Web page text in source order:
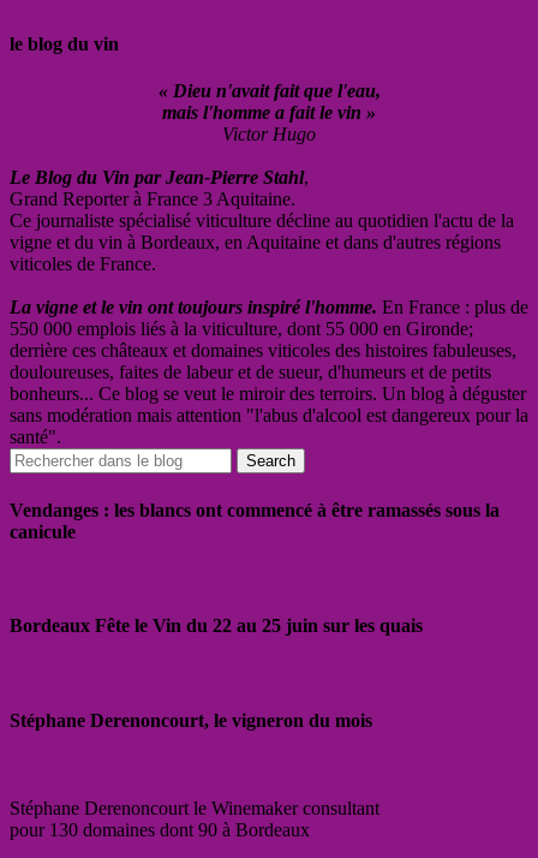
le blog du vin
« Dieu n'avait fait que l'eau,
mais l'homme a fait le vin »
Victor Hugo
Le Blog du Vin par Jean-Pierre Stahl,
Grand Reporter à France 3 Aquitaine.
Ce journaliste spécialisé viticulture décline au quotidien l'actu de la
vigne et du vin à Bordeaux, en Aquitaine et dans d'autres régions
viticoles de France.
La vigne et le vin ont toujours inspiré l'homme. En France : plus de
550 000 emplois liés à la viticulture, dont 55 000 en Gironde;
derrière ces châteaux et domaines viticoles des histoires fabuleuses,
douloureuses, faites de labeur et de sueur, d'humeurs et de petits
bonheurs... Ce blog se veut le miroir des terroirs. Un blog à déguster
sans modération mais attention "l'abus d'alcool est dangereux pour la
santé".
Vendanges : les blancs ont commencé à être ramassés sous la
canicule
Bordeaux Fête le Vin du 22 au 25 juin sur les quais
Stéphane Derenoncourt, le vigneron du mois
Stéphane Derenoncourt le Winemaker consultant
pour 130 domaines dont 90 à Bordeaux